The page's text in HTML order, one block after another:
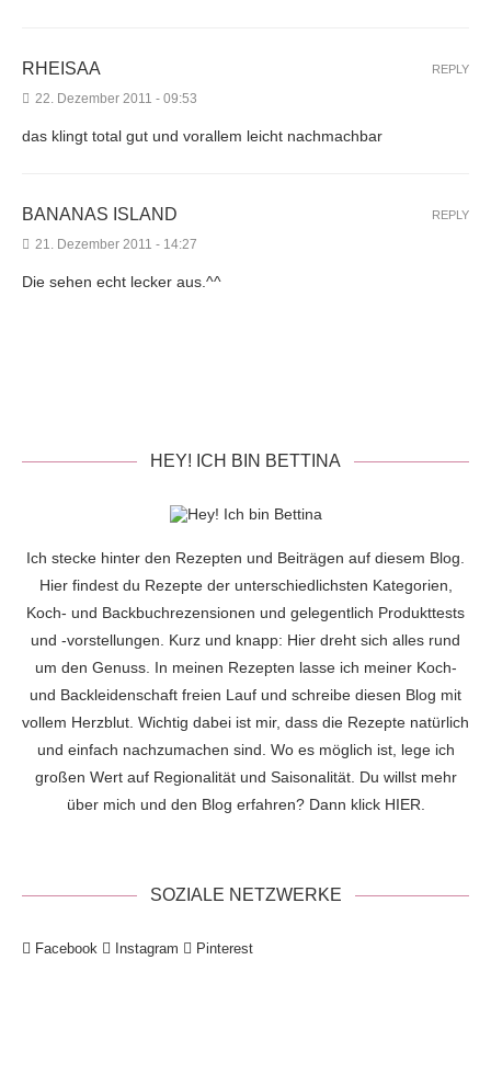
RHEISAA
22. Dezember 2011 - 09:53
das klingt total gut und vorallem leicht nachmachbar
REPLY
BANANAS ISLAND
21. Dezember 2011 - 14:27
Die sehen echt lecker aus.^^
REPLY
HEY! ICH BIN BETTINA
Ich stecke hinter den Rezepten und Beiträgen auf diesem Blog.
Hier findest du Rezepte der unterschiedlichsten Kategorien,
Koch- und Backbuchrezensionen und gelegentlich Produkttests
und -vorstellungen. Kurz und knapp: Hier dreht sich alles rund
um den Genuss. In meinen Rezepten lasse ich meiner Koch-
und Backleidenschaft freien Lauf und schreibe diesen Blog mit
vollem Herzblut. Wichtig dabei ist mir, dass die Rezepte natürlich
und einfach nachzumachen sind. Wo es möglich ist, lege ich
großen Wert auf Regionalität und Saisonalität. Du willst mehr
über mich und den Blog erfahren? Dann klick HIER
SOZIALE NETZWERKE
Facebook Instagram Pinterest